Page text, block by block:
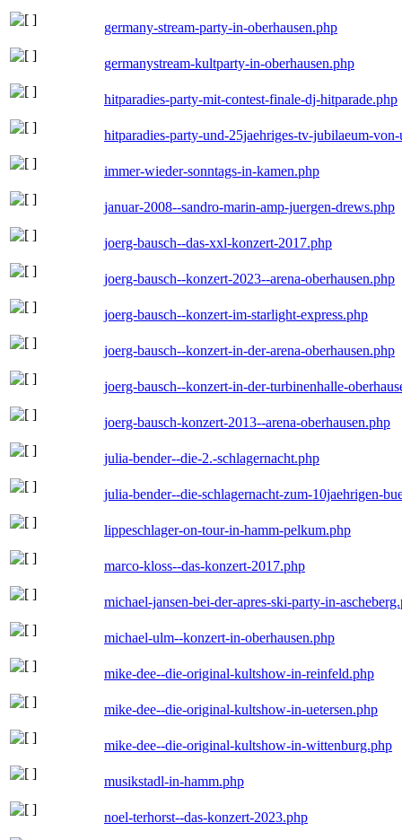
germany-stream-party-in-oberhausen.php
germanystream-kultparty-in-oberhausen.php
hitparadies-party-mit-contest-finale-dj-hitparade.php
hitparadies-party-und-25jaehriges-tv-jubilaeum-
immer-wieder-sonntags-in-kamen.php
januar-2008--sandro-marin-amp-juergen-drews.php
joerg-bausch--das-xxl-konzert-2017.php
joerg-bausch--konzert-2023--arena-oberhausen.php
joerg-bausch--konzert-im-starlight-express.php
joerg-bausch--konzert-in-der-arena-oberhausen.php
joerg-bausch--konzert-in-der-turbinenhalle-
joerg-bausch-konzert-2013--arena-oberhausen.php
julia-bender--die-2.-schlagernacht.php
julia-bender--die-schlagernacht-zum-10jaehrigen-
lippeschlager-on-tour-in-hamm-pelkum.php
marco-kloss--das-konzert-2017.php
michael-jansen-bei-der-apres-ski-party-in-
michael-ulm--konzert-in-oberhausen.php
mike-dee--die-original-kultshow-in-reinfeld.php
mike-dee--die-original-kultshow-in-uetersen.php
mike-dee--die-original-kultshow-in-wittenburg.php
musikstadl-in-hamm.php
noel-terhorst--das-konzert-2023.php